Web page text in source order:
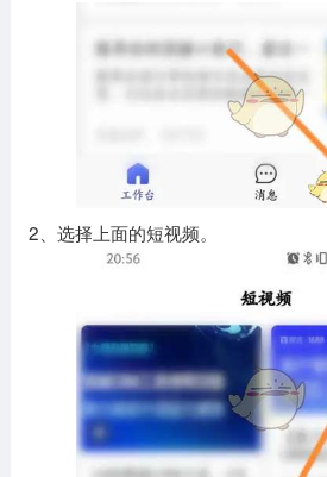
2、选择上面的短视频。